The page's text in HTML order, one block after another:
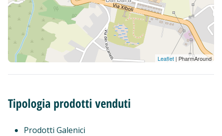
Leaflet | PharmAround
Tipologia prodotti venduti
Prodotti Galenici